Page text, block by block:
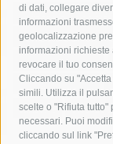
di dati, collegare
informazioni
geolocalizzazione
informazioni richieste
revocare il tuo
Cliccando su
simili. Utilizza il
scelte o "Rifiuta tutto"
necessari. Puoi
cliccando sul link
massimo coppola
penisola
protezione civile
sindaco cuomo
turismo
Vico